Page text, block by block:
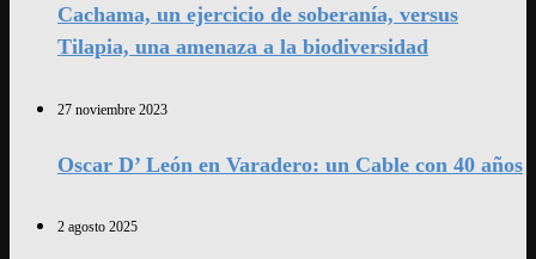
Cachama, un ejercicio de soberanía, versus
Tilapia, una amenaza a la biodiversidad
27 noviembre 2023
Oscar D’ León en Varadero: un Cable con 40 años
2 agosto 2025